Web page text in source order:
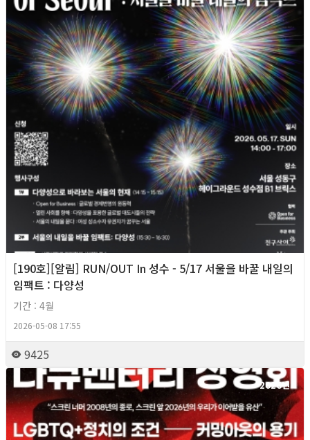
[190호][알림] RUN/OUT In 성수 - 5/17 서울을 바꿀 내일의
임팩트 : 다양성
기간 : 4월
2026-05-08 17:55
9425
2026년